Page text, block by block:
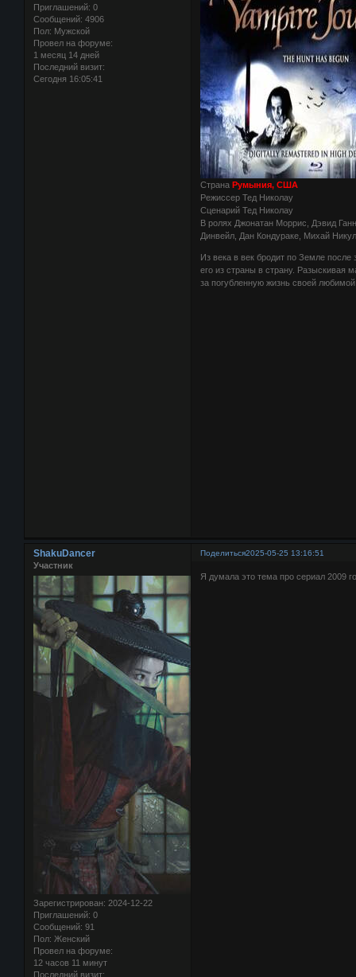
Приглашений: 0
Сообщений: 4906
Пол: Мужской
Провел на форуме:
1 месяц 14 дней
Последний визит:
Сегодня 16:05:41
СтранаРумыния, США
Режиссер Тед Николау
Сценарий Тед Николау
В ролях Джонатан Моррис, Дэвид
Динвейл, Дан Кондураке, Михай
Из века в век бродит по Земле после
его из страны в страну. Разыскивая
за погубленную жизнь своей
Поделиться2025-05-25 13:16:51
ShakuDancer
Участник
Зарегистрирован: 2024-12-22
Приглашений: 0
Сообщений: 91
Пол: Женский
Провел на форуме:
12 часов 11 минут
Последний визит:
Я думала это тема про сериал 2009